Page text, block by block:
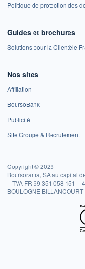
Politique de protection des
Guides et brochures
Solutions pour la Clientèle
Nos sites
Affiliation
BoursoBank
Publicité
Site Groupe & Recrutement
Copyright © 2026
Boursorama, SA au capital
– TVA FR 69 351 058 151 –
BOULOGNE BILLANCOURT